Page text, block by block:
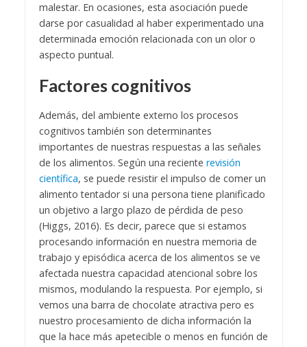
malestar. En ocasiones, esta asociación puede
darse por casualidad al haber experimentado una
determinada emoción relacionada con un olor o
aspecto puntual.
Factores cognitivos
Además, del ambiente externo los procesos
cognitivos también son determinantes
importantes de nuestras respuestas a las señales
de los alimentos. Según una reciente revisión
científica, se puede resistir el impulso de comer un
alimento tentador si una persona tiene planificado
un objetivo a largo plazo de pérdida de peso
(Higgs, 2016). Es decir, parece que si estamos
procesando información en nuestra memoria de
trabajo y episódica acerca de los alimentos se ve
afectada nuestra capacidad atencional sobre los
mismos, modulando la respuesta. Por ejemplo, si
vemos una barra de chocolate atractiva pero es
nuestro procesamiento de dicha información la
que la hace más apetecible o menos en función de